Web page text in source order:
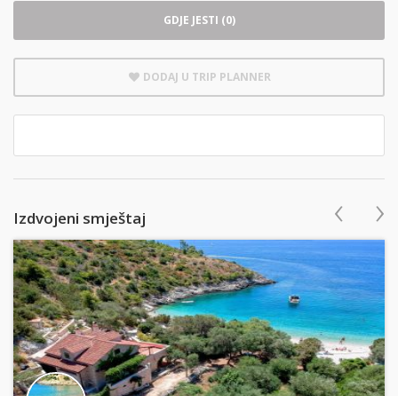
GDJE JESTI (0)
DODAJ U TRIP PLANNER
Izdvojeni smještaj ‹ ›